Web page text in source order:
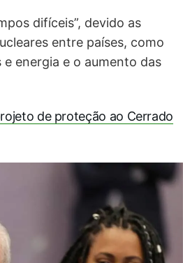
difíceis”, devido as
entre países, como
energia e o aumento das
de proteção ao Cerrado